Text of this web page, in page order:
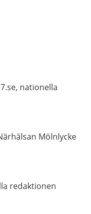
nationella
Mölnlycke
redaktionen